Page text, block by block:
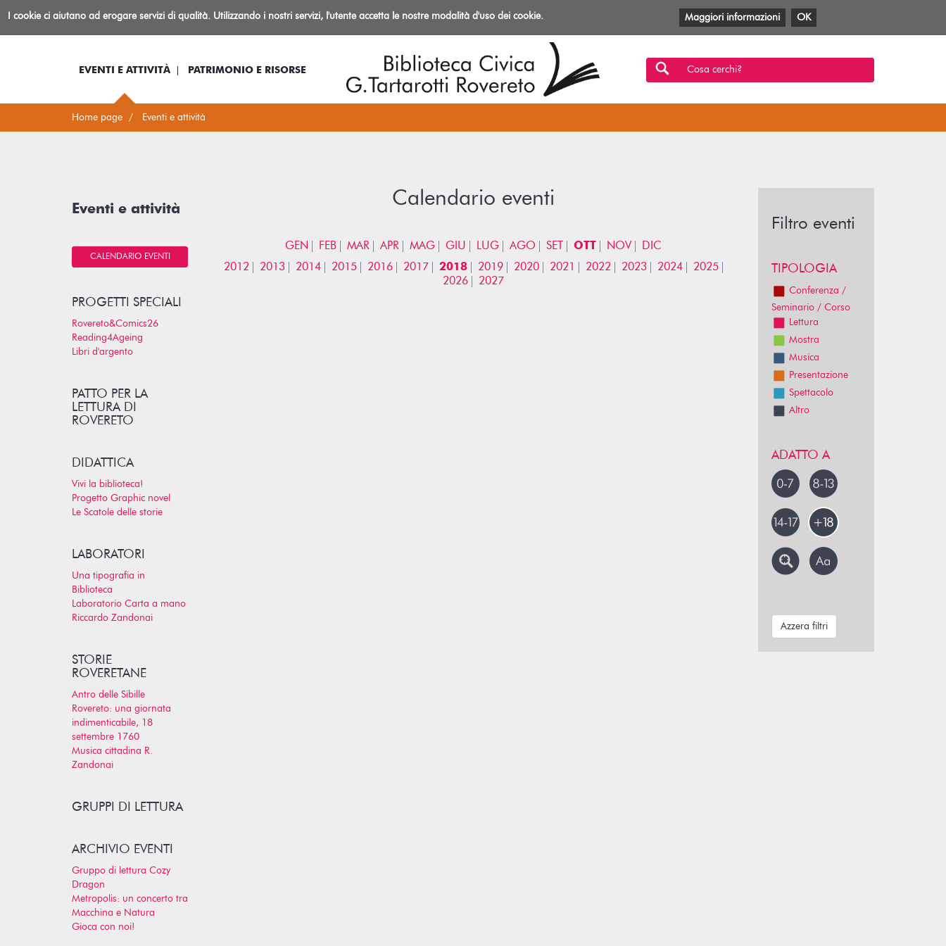
BibliotecaIo sono... Log-in Informazioni
Facebook
TwitterYouTube
Anobii
SBTMlol
EVENTI E ATTIVITÀ PATRIMONIO E RISORSE Cosa cerchi?
Home page Eventi e attività
Calendario eventi
GEN FEB MAR APR MAG GIU LUG AGO SET OTT NOV
DIC
2012
2013 2014 2015 2016 2017 2018 2019 2020 2021 2022 2023 2024
2025
2026
2027
Eventi e attività
CALENDARIO EVENTI
PROGETTI SPECIALI
Rovereto&Comics26
Reading4Ageing
Libri d'argento
PATTO PER LA
LETTURA DI
ROVERETO
DIDATTICA
Vivi la biblioteca!
Progetto Graphic novel
Le Scatole delle storie
LABORATORI
Una tipografia in
Biblioteca
Laboratorio Carta a mano
Riccardo Zandonai
STORIE
ROVERETANE
Antro delle Sibille
Rovereto: una giornata
indimenticabile, 18
settembre 1760
Musica cittadina R.
Zandonai
GRUPPI DI LETTURA
ARCHIVIO EVENTI
Gruppo di lettura Cozy
Dragon
Metropolis: un concerto tra
Macchina e Natura
Gioca con noi!
Filtro eventi
TIPOLOGIA
Conferenza /
Seminario / Corso
Lettura
Mostra
Musica
Presentazione
Spettacolo
Altro
ADATTO A
Azzera filtri
I cookie ci aiutano ad erogare servizi di qualità. Utilizzando i nostri servizi, l'utente accetta le nostre modalità d'uso dei cookie. Maggiori informazioni OK